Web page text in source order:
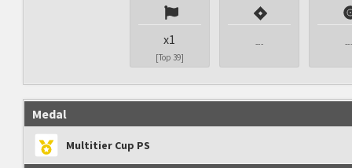
x1
[Top 39]
--- ---
Medal
Multitier Cup PS